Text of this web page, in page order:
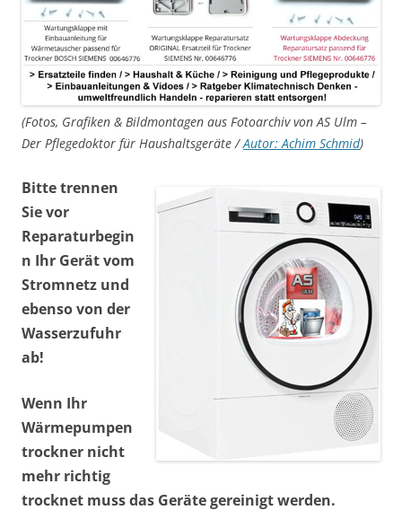
(Fotos, Grafiken & Bildmontagen aus Fotoarchiv von AS Ulm –
Der Pflegedoktor für Haushaltsgeräte /Autor: Achim Schmid)
Bitte trennen
Sie vor
Reparaturbegin
n Ihr Gerät vom
Stromnetz und
ebenso von der
Wasserzufuhr
ab!
Wenn Ihr
Wärmepumpen
trockner nicht
mehr richtig
trocknet muss das Geräte gereinigt werden.